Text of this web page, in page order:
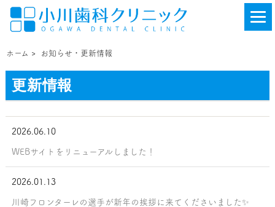
ホーム > お知らせ・更新情報
更新情報
2026.06.10
WEBサイトをリニューアルしました！
2026.01.13
川崎フロンターレの選手が新年の挨拶に来てくださいました✨